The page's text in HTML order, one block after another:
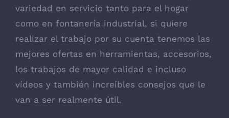
variedad en servicio tanto para el hogar
como en fontanería industrial, si quiere
realizar el trabajo por su cuenta tenemos las
mejores ofertas en herramientas, accesorios,
los trabajos de mayor calidad e incluso
vídeos y también increíbles consejos que le
van a ser realmente útil.